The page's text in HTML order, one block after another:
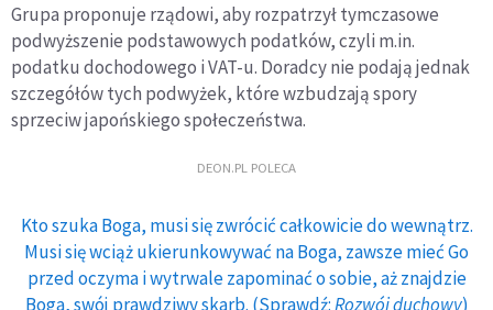
Grupa proponuje rządowi, aby rozpatrzył tymczasowe
podwyższenie podstawowych podatków, czyli m.in.
podatku dochodowego i VAT-u. Doradcy nie podają jednak
szczegółów tych podwyżek, które wzbudzają spory
sprzeciw japońskiego społeczeństwa.
DEON.PL POLECA
Kto szuka Boga, musi się zwrócić całkowicie do wewnątrz.
Musi się wciąż ukierunkowywać na Boga, zawsze mieć Go
przed oczyma i wytrwale zapominać o sobie, aż znajdzie
Boga, swój prawdziwy skarb. (Sprawdź:Rozwój duchowy)